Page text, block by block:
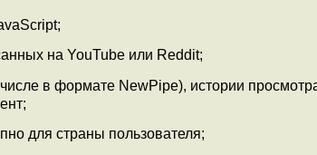
на YouTube или Reddit;
в формате NewPipe), истории
для страны пользователя;